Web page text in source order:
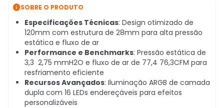
SOBRE O PRODUTO
Especificações Técnicas: Design otimizado de
120mm com estrutura de 28mm para alta pressão
estática e fluxo de ar
Performance e Benchmarks: Pressão estática de
3,3 2,75 mmH2O e fluxo de ar de 77,4 76,3CFM para
resfriamento eficiente
Recursos Avançados: Iluminação ARGB de camada
dupla com 16 LEDs endereçáveis para efeitos
personalizáveis